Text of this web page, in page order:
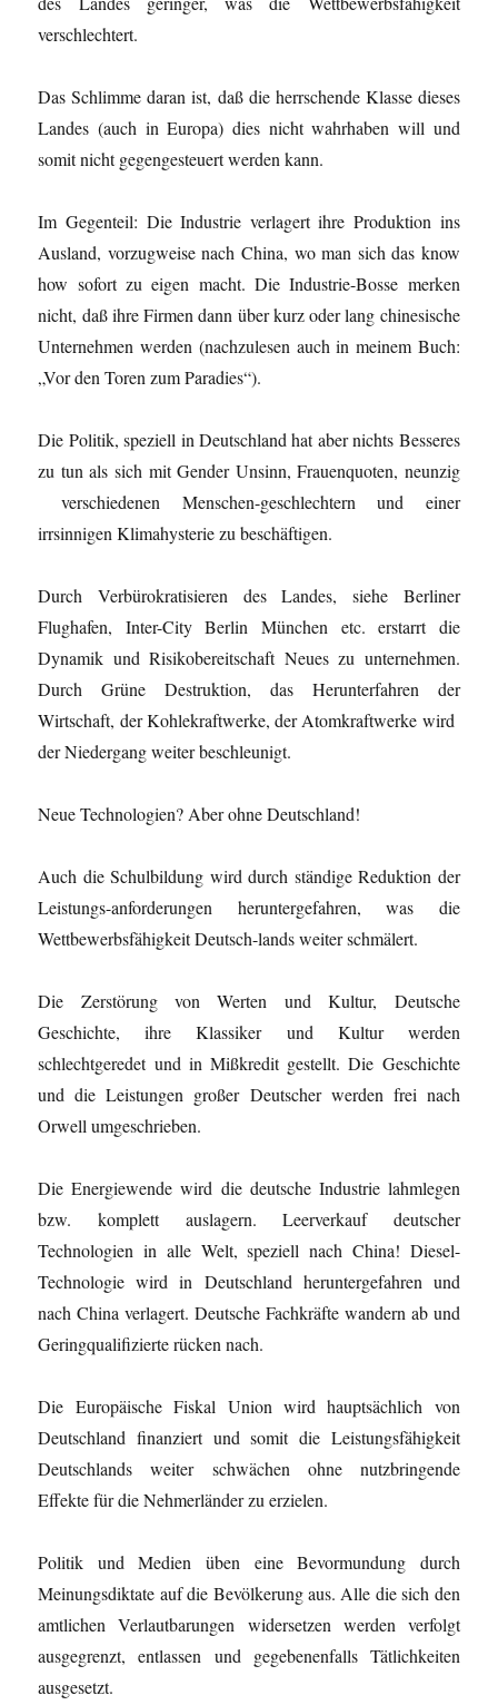
verschlechtert.
Das Schlimme daran ist, daß die herrschende Klasse dieses
Landes (auch in Europa) dies nicht wahrhaben will und
somit nicht gegengesteuert werden kann.
Im Gegenteil: Die Industrie verlagert ihre Produktion ins
Ausland, vorzugweise nach China, wo man sich das know
how sofort zu eigen macht. Die Industrie-Bosse merken
nicht, daß ihre Firmen dann über kurz oder lang chinesische
Unternehmen werden (nachzulesen auch in meinem Buch:
„Vor den Toren zum Paradies“).
Die Politik, speziell in Deutschland hat aber nichts Besseres
zu tun als sich mit Gender Unsinn, Frauenquoten, neunzig
verschiedenen Menschen-geschlechtern und einer
irrsinnigen Klimahysterie zu beschäftigen.
Durch Verbürokratisieren des Landes, siehe Berliner
Flughafen, Inter-City Berlin München etc. erstarrt die
Dynamik und Risikobereitschaft Neues zu unternehmen.
Durch Grüne Destruktion, das Herunterfahren der
Wirtschaft, der Kohlekraftwerke, der Atomkraftwerke wird
der Niedergang weiter beschleunigt.
Neue Technologien? Aber ohne Deutschland!
Auch die Schulbildung wird durch ständige Reduktion der
Leistungs-anforderungen heruntergefahren, was die
Wettbewerbsfähigkeit Deutsch-lands weiter schmälert.
Die Zerstörung von Werten und Kultur, Deutsche
Geschichte, ihre Klassiker und Kultur werden
schlechtgeredet und in Mißkredit gestellt. Die Geschichte
und die Leistungen großer Deutscher werden frei nach
Orwell umgeschrieben.
Die Energiewende wird die deutsche Industrie lahmlegen
bzw. komplett auslagern. Leerverkauf deutscher
Technologien in alle Welt, speziell nach China! Diesel-
Technologie wird in Deutschland heruntergefahren und
nach China verlagert. Deutsche Fachkräfte wandern ab und
Geringqualifizierte rücken nach.
Die Europäische Fiskal Union wird hauptsächlich von
Deutschland finanziert und somit die Leistungsfähigkeit
Deutschlands weiter schwächen ohne nutzbringende
Effekte für die Nehmerländer zu erzielen.
Politik und Medien üben eine Bevormundung durch
Meinungsdiktate auf die Bevölkerung aus. Alle die sich den
amtlichen Verlautbarungen widersetzen werden verfolgt
ausgegrenzt, entlassen und gegebenenfalls Tätlichkeiten
ausgesetzt.